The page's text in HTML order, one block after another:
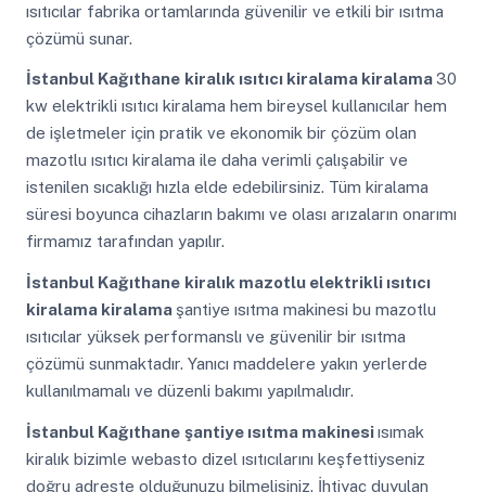
ısıtıcılar fabrika ortamlarında güvenilir ve etkili bir ısıtma
çözümü sunar.
İstanbul Kağıthane kiralık ısıtıcı kiralama kiralama30
kw elektrikli ısıtıcı kiralama hem bireysel kullanıcılar hem
de işletmeler için pratik ve ekonomik bir çözüm olan
mazotlu ısıtıcı kiralama ile daha verimli çalışabilir ve
istenilen sıcaklığı hızla elde edebilirsiniz. Tüm kiralama
süresi boyunca cihazların bakımı ve olası arızaların onarımı
firmamız tarafından yapılır.
İstanbul Kağıthane kiralık mazotlu elektrikli ısıtıcı
kiralama kiralama şantiye ısıtma makinesi bu mazotlu
ısıtıcılar yüksek performanslı ve güvenilir bir ısıtma
çözümü sunmaktadır. Yanıcı maddelere yakın yerlerde
kullanılmamalı ve düzenli bakımı yapılmalıdır.
İstanbul Kağıthane şantiye ısıtma makinesiısımak
kiralık bizimle webasto dizel ısıtıcılarını keşfettiyseniz
doğru adreste olduğunuzu bilmelisiniz. İhtiyaç duyulan